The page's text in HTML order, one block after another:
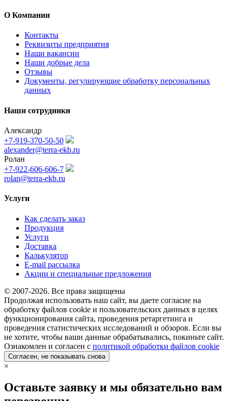
О Компании
Контакты
Реквизиты предприятия
Наши вакансии
Наши добрые дела
Отзывы
Документы, регулирующие обработку персональных
данных
Наши сотрудники
Александр
+7-919-370-50-50
alexander@terra-ekb.ru
Ролан
+7-922-606-606-7
rolan@terra-ekb.ru
Услуги
Как сделать заказ
Продукция
Услуги
Доставка
Калькулятор
E-mail рассылка
Акции и специальные предложения
© 2007-2026. Все права защищены
Продолжая использовать наш сайт, вы даете согласие на
обработку файлов cookie и пользовательских данных в целях
функционирования сайта, проведения ретаргетинга и
проведения статистических исследований и обзоров. Если вы
не хотите, чтобы ваши данные обрабатывались, покиньте сайт.
Ознакомлен и согласен с политикой обработки файлов cookie
Согласен, не показывать снова
×
Оставьте заявку и мы обязательно вам